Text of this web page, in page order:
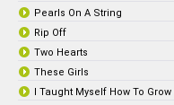
Pearls On A String
Rip Off
Two Hearts
These Girls
I Taught Myself How To Grow